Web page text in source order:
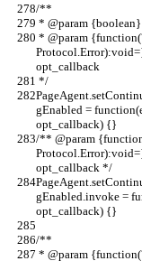
/**
* @param
opt_callback
*/
gEnabled =
opt_callback) {}
/** @param
opt_callback */
gEnabled.invoke =
opt_callback) {}
/**